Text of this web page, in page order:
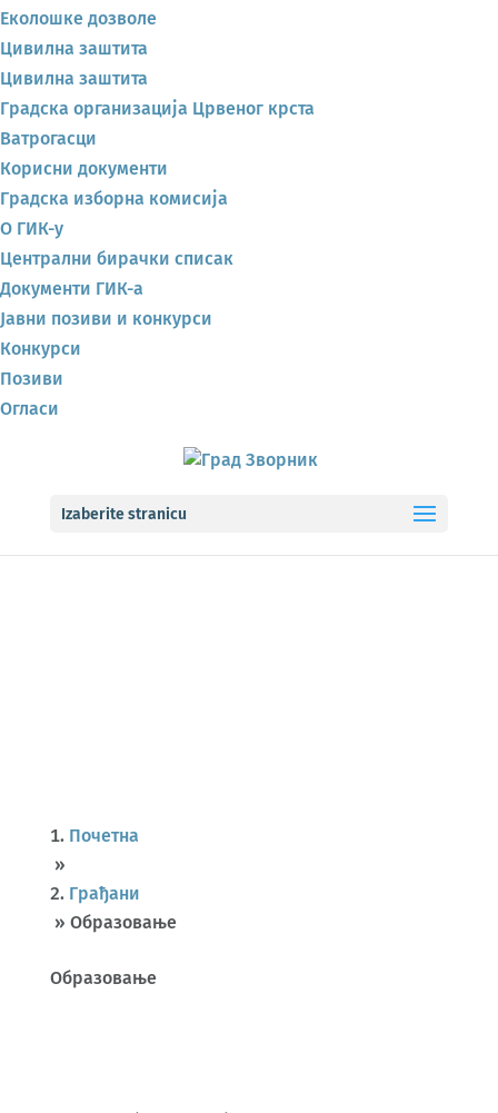
Еколошке дозволе
Цивилна заштита
Цивилна заштита
Градска организација Црвеног крста
Ватрогасци
Корисни документи
Градска изборна комисија
О ГИК-у
Централни бирачки списак
Документи ГИК-а
Јавни позиви и конкурси
Конкурси
Позиви
Огласи
Izaberite stranicu
Почетна
»
Грађани
» Образовање
Образовање